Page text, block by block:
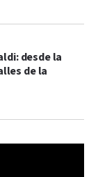
desde la
de la